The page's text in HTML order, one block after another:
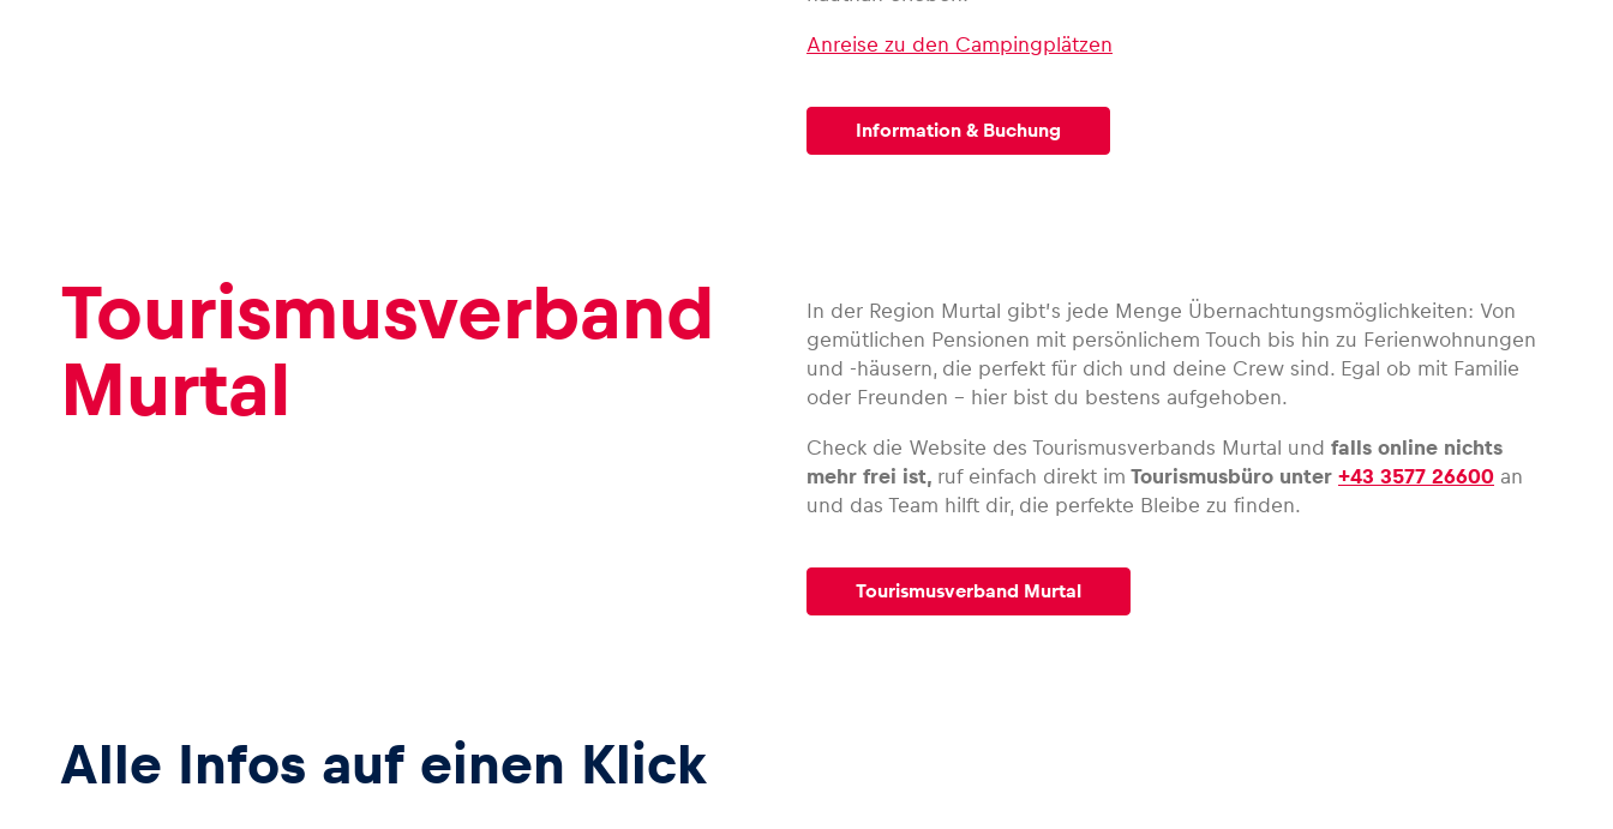
Alle anzeigen
Anreise zu den Campingplätzen
Information & Buchung
Tourismusverband
Murtal
In der Region Murtal gibt’s jede Menge Übernachtungsmöglichkeiten: Von
gemütlichen Pensionen mit persönlichem Touch bis hin zu Ferienwohnungen
und -häusern, die perfekt für dich und deine Crew sind. Egal ob mit Familie
oder Freunden – hier bist du bestens aufgehoben.
Check die Website des Tourismusverbands Murtal und falls online nichts
mehr frei ist, ruf einfach direkt im Tourismusbüro unter +43 3577 26600 an
und das Team hilft dir, die perfekte Bleibe zu finden.
Tourismusverband Murtal
Alle Infos auf einen Klick